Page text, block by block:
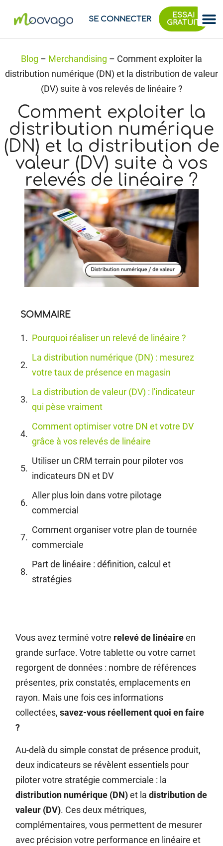
SE CONNECTER
ESSAI
GRATUIT
Blog – Merchandising – Comment exploiter la
distribution numérique (DN) et la distribution de valeur
(DV) suite à vos relevés de linéaire ?
Comment exploiter la
distribution numérique
(DN) et la distribution de
valeur (DV) suite à vos
relevés de linéaire ?
SOMMAIRE
Pourquoi réaliser un relevé de linéaire ?
La distribution numérique (DN) : mesurez
votre taux de présence en magasin
La distribution de valeur (DV) : l'indicateur
qui pèse vraiment
Comment optimiser votre DN et votre DV
grâce à vos relevés de linéaire
Utiliser un CRM terrain pour piloter vos
indicateurs DN et DV
Aller plus loin dans votre pilotage
commercial
Comment organiser votre plan de tournée
commerciale
Part de linéaire : définition, calcul et
stratégies
Vous avez terminé votre relevé de linéaireen
grande surface. Votre tablette ou votre carnet
regorgent de données : nombre de références
présentes, prix constatés, emplacements en
rayon. Mais une fois ces informations
collectées,savez-vous réellement quoi en faire
?
Au-delà du simple constat de présence produit,
deux indicateurs se révèlent essentiels pour
piloter votre stratégie commerciale : la
distribution numérique (DN)et ladistribution de
valeur (DV). Ces deux métriques,
complémentaires, vous permettent de mesurer
avec précision votre performance en linéaire et